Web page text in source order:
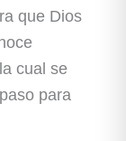
que Dios
cual se
para